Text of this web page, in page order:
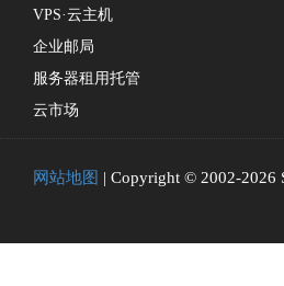
VPS·云主机
企业邮局
服务器租用托管
云市场
网站地图 | Copyright © 2002-2026